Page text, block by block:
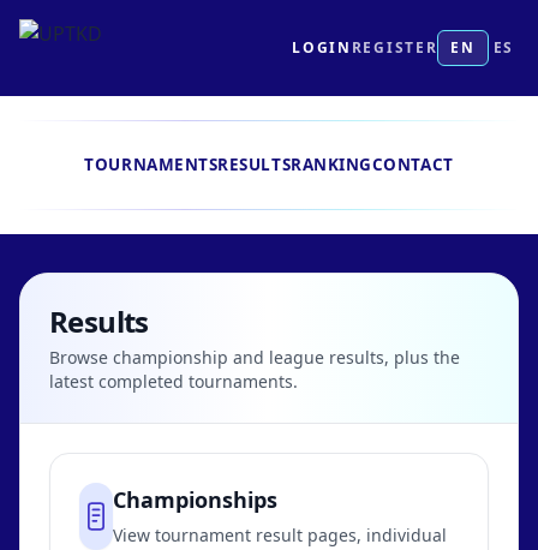
LOGIN REGISTER EN ES
TOURNAMENTSRESULTSRANKINGCONTACT
Results
Browse championship and league results, plus the
latest completed tournaments.
Championships
View tournament result pages, individual